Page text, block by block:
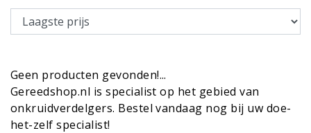
Geen producten gevonden!...
Gereedshop.nl is specialist op het gebied van
onkruidverdelgers. Bestel vandaag nog bij uw doe-
het-zelf specialist!